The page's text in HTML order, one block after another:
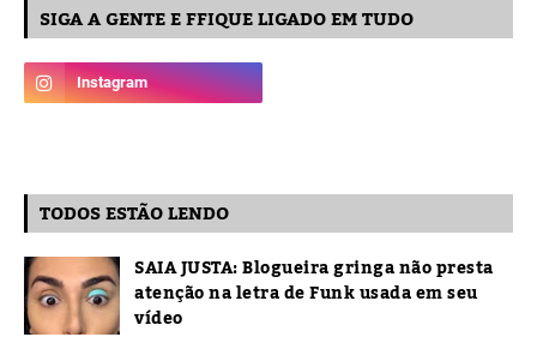
SIGA A GENTE E FFIQUE LIGADO EM TUDO
TODOS ESTÃO LENDO
SAIA JUSTA: Blogueira gringa não presta
atenção na letra de Funk usada em seu
vídeo